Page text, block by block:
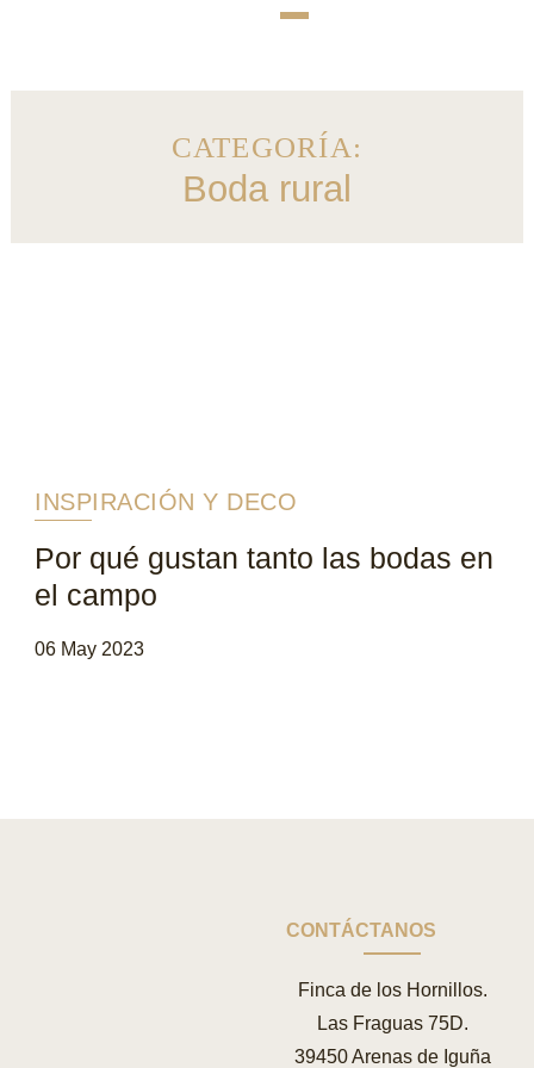
CATEGORÍA:
Boda rural
INSPIRACIÓN Y DECO
Por qué gustan tanto las bodas en
el campo
06 May 2023
CONTÁCTANOS
Finca de los Hornillos.
Las Fraguas 75D.
39450 Arenas de Iguña